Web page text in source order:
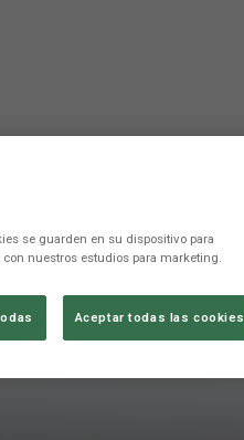
se guarden en su dispositivo para
nuestros estudios para marketing.
Aceptar todas las cookies